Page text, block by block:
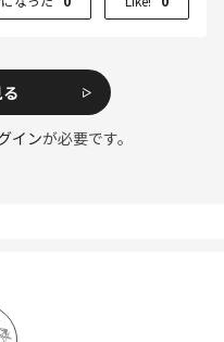
インが必要です。